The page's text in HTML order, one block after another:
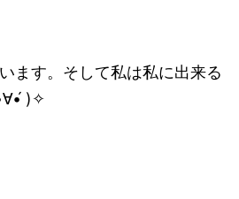
ます。そして私は私に出来る
)✧